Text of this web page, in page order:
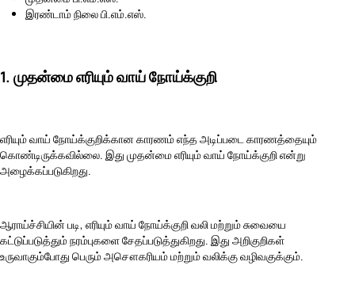
இரண்டாம் நிலை பி.எம்.எஸ்.
1. முதன்மை எரியும் வாய் நோய்க்குறி
எரியும் வாய் நோய்க்குறிக்கான காரணம் எந்த அடிப்படை காரணத்தையும்
கொண்டிருக்கவில்லை. இது முதன்மை எரியும் வாய் நோய்க்குறி என்று
அழைக்கப்படுகிறது.
ஆராய்ச்சியின் படி, எரியும் வாய் நோய்க்குறி வலி மற்றும் சுவையை
கட்டுப்படுத்தும் நரம்புகளை சேதப்படுத்துகிறது. இது அறிகுறிகள்
உருவாகும்போது பெரும் அசௌகரியம் மற்றும் வலிக்கு வழிவகுக்கும்.